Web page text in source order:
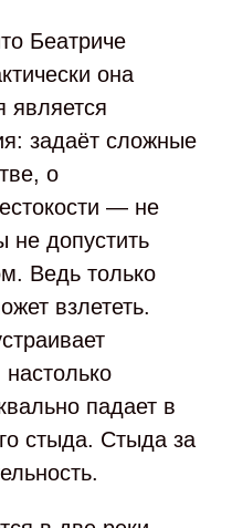
Беатриче
она
является
задаёт сложные
о
— не
не допустить
Ведь только
взлететь.
падает в
стыда. Стыда за